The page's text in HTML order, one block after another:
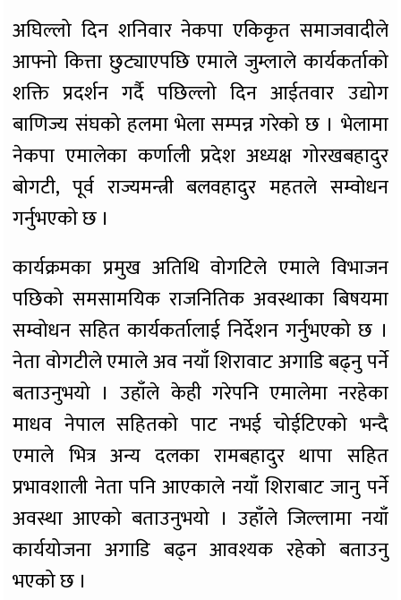
अघिल्लो दिन शनिवार नेकपा एकिकृत समाजवादीले
आफ्नो कित्ता छुट्याएपछि एमाले जुम्लाले कार्यकर्ताको
शक्ति प्रदर्शन गर्दै पछिल्लो दिन आईतवार उद्योग
बाणिज्य संघको हलमा भेला सम्पन्न गरेको छ । भेलामा
नेकपा एमालेका कर्णाली प्रदेश अध्यक्ष गोरखबहादुर
बोगटी, पूर्व राज्यमन्त्री बलवहादुर महतले सम्वोधन
गर्नुभएको छ ।
कार्यक्रमका प्रमुख अतिथि वोगटिले एमाले विभाजन
पछिको समसामयिक राजनितिक अवस्थाका बिषयमा
सम्वोधन सहित कार्यकर्तालाई निर्देशन गर्नुभएको छ ।
नेता वोगटीले एमाले अव नयाँ शिरावाट अगाडि बढ्नु पर्ने
बताउनुभयो । उहाँले केही गरेपनि एमालेमा नरहेका
माधव नेपाल सहितको पाट नभई चोईटिएको भन्दै
एमाले भित्र अन्य दलका रामबहादुर थापा सहित
प्रभावशाली नेता पनि आएकाले नयाँ शिराबाट जानु पर्ने
अवस्था आएको बताउनुभयो । उहाँले जिल्लामा नयाँ
कार्ययोजना अगाडि बढ्न आवश्यक रहेको बताउनु
भएको छ ।